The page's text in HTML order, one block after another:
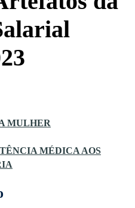
MULHER
MÉDICA AOS